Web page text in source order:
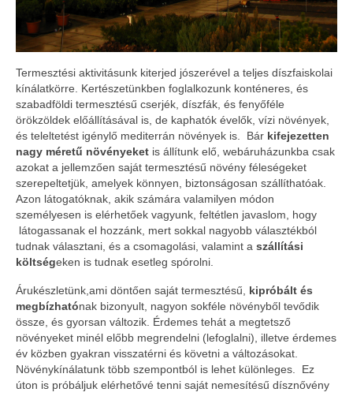
Termesztési aktivitásunk kiterjed jószerével a teljes díszfaiskolai
kínálatkörre. Kertészetünkben foglalkozunk konténeres, és
szabadföldi termesztésű cserjék, díszfák, és fenyőféle
örökzöldek előállításával is, de kaphatók évelők, vízi növények,
és teleltetést igénylő mediterrán növények is. Bár kifejezetten
nagy méretű növényeket is állítunk elő, webáruházunkba csak
azokat a jellemzően saját termesztésű növény féleségeket
szerepeltetjük, amelyek könnyen, biztonságosan szállíthatóak.
Azon látogatóknak, akik számára valamilyen módon
személyesen is elérhetőek vagyunk, feltétlen javaslom, hogy
látogassanak el hozzánk, mert sokkal nagyobb választékból
tudnak választani, és a csomagolási, valamint a szállítási
költségeken is tudnak esetleg spórolni.
Árukészletünk,ami döntően saját termesztésű, kipróbált és
megbízhatónak bizonyult, nagyon sokféle növényből tevődik
össze, és gyorsan változik. Érdemes tehát a megtetsző
növényeket minél előbb megrendelni (lefoglalni), illetve érdemes
év közben gyakran visszatérni és követni a változásokat.
Növénykínálatunk több szempontból is lehet különleges. Ez
úton is próbáljuk elérhetővé tenni saját nemesítésű dísznővény